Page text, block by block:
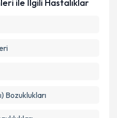
ile İlgili Hastalıklar
Bozuklukları